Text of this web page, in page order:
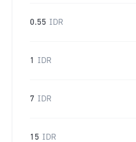
0.55 IDR
1 IDR
7 IDR
15 IDR